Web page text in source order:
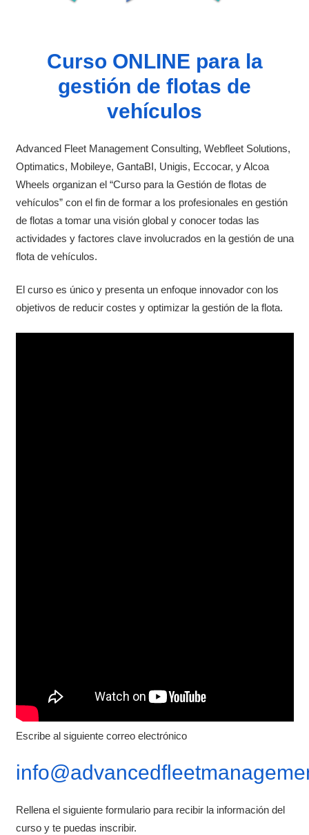
Curso ONLINE para la
gestión de flotas de
vehículos
Advanced Fleet Management Consulting, Webfleet Solutions,
Optimatics, Mobileye, GantaBI, Unigis, Eccocar, y Alcoa
Wheels organizan el “Curso para la Gestión de flotas de
vehículos” con el fin de formar a los profesionales en gestión
de flotas a tomar una visión global y conocer todas las
actividades y factores clave involucrados en la gestión de una
flota de vehículos.
El curso es único y presenta un enfoque innovador con los
objetivos de reducir costes y optimizar la gestión de la flota.
Escribe al siguiente correo electrónico
Rellena el siguiente formulario para recibir la información del
curso y te puedas inscribir.